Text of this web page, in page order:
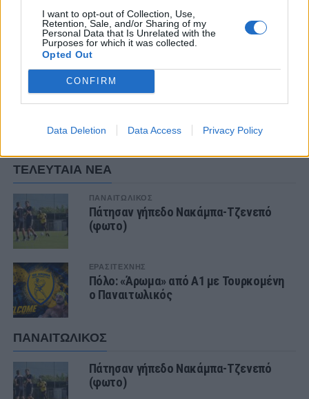
I want to opt-out of Collection, Use,
Retention, Sale, and/or Sharing of my
Personal Data that Is Unrelated with the
Purposes for which it was collected.
Opted Out
CONFIRM
Data Deletion Data Access Privacy Policy
πρόβλημα στο Αγρίνιο και το τι λάθη έχουν
γίνει.
Κώστας Παπαδόπουλος-sportime.gr
ΣΧΟΛΙΑΣΤΕ
ΤΕΛΕΥΤΑΙΑ ΝΕΑ
ΠΑΝΑΙΤΩΛΙΚΟΣ
Πάτησαν γήπεδο Νακάμπα-Τζενεπό
(φωτο)
ΕΡΑΣΙΤΕΧΝΗΣ
Πόλο: «Άρωμα» από Α1 με Τουρκομένη
ο Παναιτωλικός
ΠΑΝΑΙΤΩΛΙΚΟΣ
Πάτησαν γήπεδο Νακάμπα-Τζενεπό
(φωτο)